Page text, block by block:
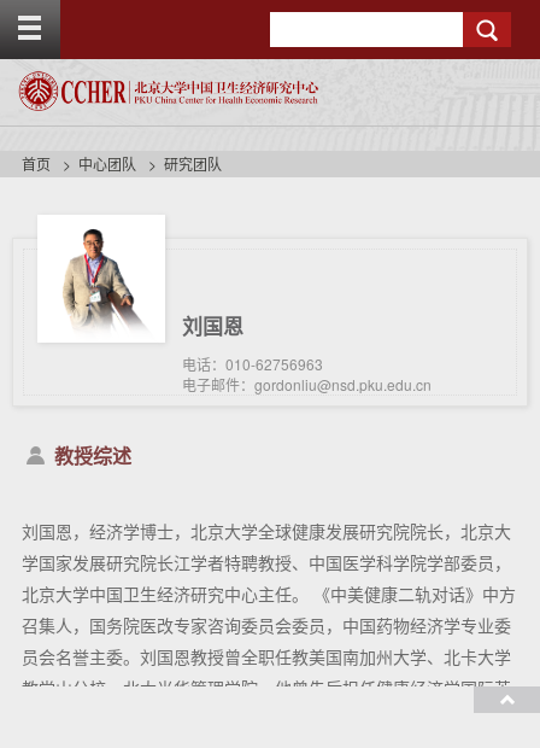
g
e
o
首页 中心团队 研究团队
刘国恩
电话：010-62756963
电子邮件：gordonliu@nsd.pku.edu.cn
教授综述
刘国恩，经济学博士，北京大学全球健康发展研究院院长，北京大
学国家发展研究院长江学者特聘教授、中国医学科学院学部委员，
北京大学中国卫生经济研究中心主任。 《中美健康二轨对话》中方
召集人，国务院医改专家咨询委员会委员，中国药物经济学专业委
员会名誉主委。刘国恩教授曾全职任教美国南加州大学、北卡大学
教堂山分校、北大光华管理学院。他曾先后担任健康经济学国际英
文学术期刊《Health Economics》(SCI) 副主编，中文期刊《经济